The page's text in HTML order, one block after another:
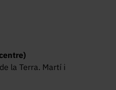
la Terra. Martí i